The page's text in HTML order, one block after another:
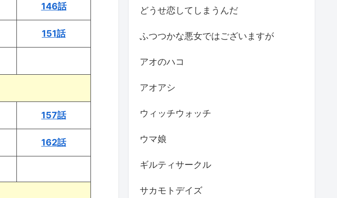
146話
151話
157話
162話
どうせ恋してしまうんだ
ふつつかな悪女ではございますが
アオのハコ
アオアシ
ウィッチウォッチ
ウマ娘
ギルティサークル
サカモトデイズ